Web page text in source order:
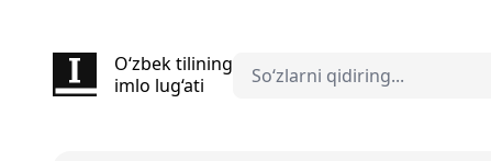
O‘zbek tilining
imlo lug‘ati